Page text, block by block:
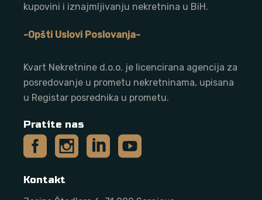
kupovini i iznajmljivanju nekretnina u BiH.
-Opšti Uslovi Poslovanja-
Kvart Nekretnine d.o.o. je licencirana agencija za
posredovanje u prometu nekretninama, upisana
u Registar posrednika u prometu.
Pratite nas
Kontakt